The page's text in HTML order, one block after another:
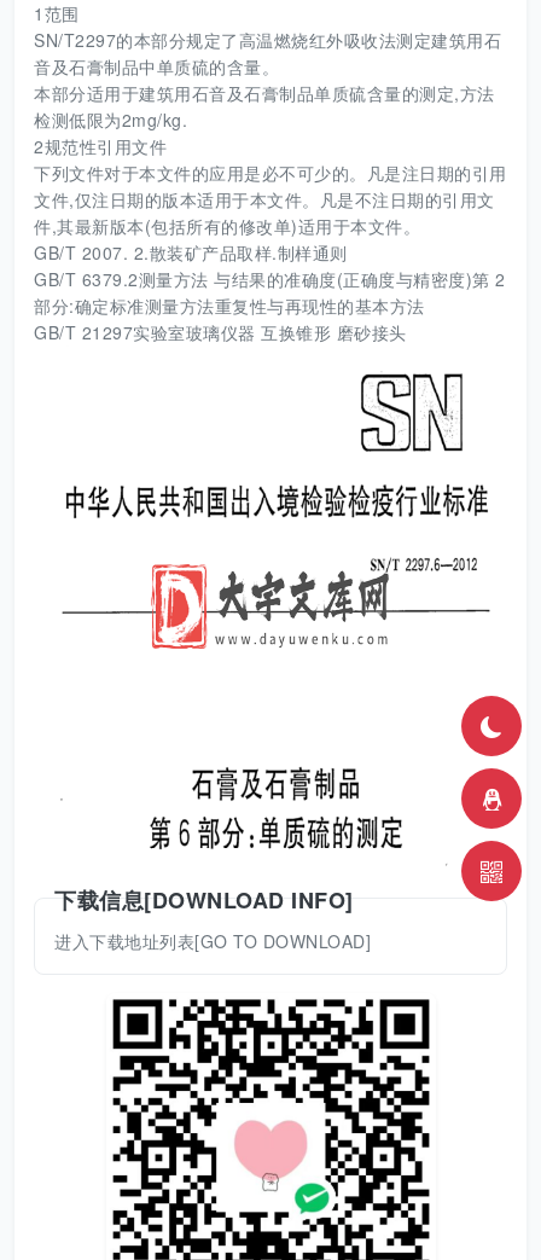
1范围
SN/T2297的本部分规定了高温燃烧红外吸收法测定建筑用石
音及石膏制品中单质硫的含量。
本部分适用于建筑用石音及石膏制品单质硫含量的测定,方法
检测低限为2mg/kg.
2规范性引用文件
下列文件对于本文件的应用是必不可少的。凡是注日期的引用
文件,仅注日期的版本适用于本文件。凡是不注日期的引用文
件,其最新版本(包括所有的修改单)适用于本文件。
GB/T 2007. 2.散装矿产品取样.制样通则
GB/T 6379.2测量方法 与结果的准确度(正确度与精密度)第 2
部分:确定标准测量方法重复性与再现性的基本方法
GB/T 21297实验室玻璃仪器 互换锥形 磨砂接头
下载信息[DOWNLOAD INFO]
进入下载地址列表[GO TO DOWNLOAD]